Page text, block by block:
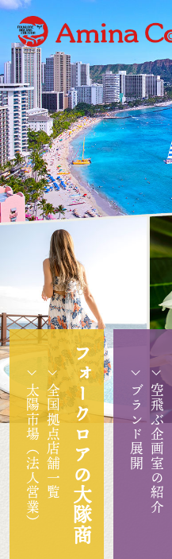
フォークロアの大隊商
全国拠点店舗一覧
太陽市場（法人営業） 空飛ぶ企画室の紹介
ブランド展開